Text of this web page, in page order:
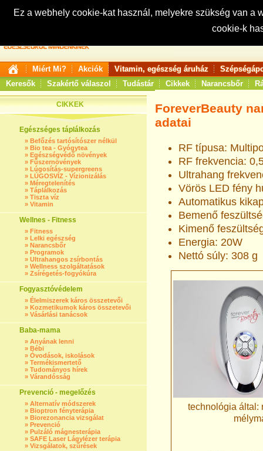
Ez a webhely cookie-kat használ, melyekre szükség van
cookie-k
Keresés:
Miért Mi? Akciók Vitamin, egészség áruház
Keresők
Szakértő válaszol Tudástár Cikkek Narancsbőr
CIKKEK
Egészséges táplálkozás
» Befőzés tartósítószer nélkül
» Bio tea - Gyógytea
» Egészségvédő növények
» Fűszernövények
» Lúgosítás-supergreens
» LÚGOSVÍZ - Vízionizálás
» Méregtelenítés
» Táplálkozás
» Tiszta víz
» Vitamin
Wellnes - Fitness
» Fitness
» Lelki egészség
» Narancsbőr
» Programok
» Ultrahangos zsírbontás
» Wellness szolgáltatások
» Zsírégetés-fogyókúra
Fogyasztóvédelem
» Élelmiszerek káros összetevői
» Kozmetikumok káros összetevői
» Vásárlási tanácsok
Baba-mama
» Anyának lenni
» Bébi
» Óvodások, iskolások
» Termékismertető
» Tudományos hírek
» Várandósság
Prevenció - megelőzés
» Alternatív módszerek
» Bioptron fényterápia
» Biorezonancia vizsgálat
» Prevenció
» Pulzáló mágnesterápia
» SAFE Laser Lágylézer terápia
» Vizsgálatok, szűrések
ForeverBeauty
adatai
RF típusa:
RF frekvencia:
Ultrahang
Vörös LED fény
Automatikus
Bemenő
Kimenő
Energia: 20W
Nettó súly: 308 g
technológia által: